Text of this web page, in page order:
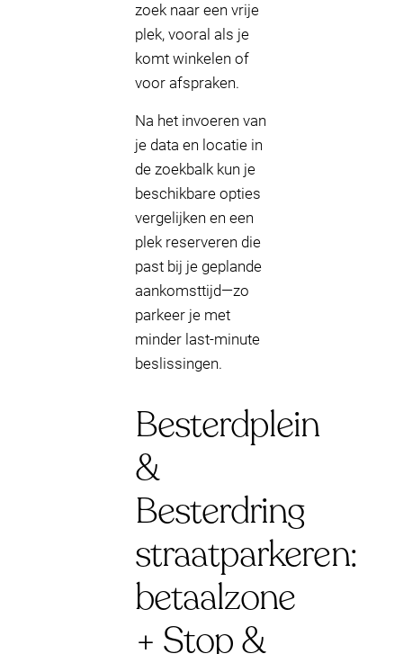
zoek naar een vrije
plek, vooral als je
komt winkelen of
voor afspraken.
Na het invoeren van
je data en locatie in
de zoekbalk kun je
beschikbare opties
vergelijken en een
plek reserveren die
past bij je geplande
aankomsttijd—zo
parkeer je met
minder last-minute
beslissingen.
Besterdplein
&
Besterdring
straatparkeren:
betaalzone
+ Stop &